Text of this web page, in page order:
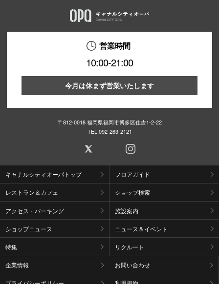
営業時間
10:00-21:00
今月は休まず営業いたします
〒812-0018 福岡県福岡市博多区住吉1-2-22
TEL:092-263-2121
キャナルシティオーパトップ フロアガイド
レストラン＆カフェ ショップ検索
アクセス・パーキング 施設案内
ショップニュース ニュース＆イベント
特集 リクルート
企業情報 お問い合わせ